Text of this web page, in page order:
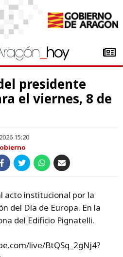
presidente
el viernes, 8 de
15:20
acto institucional por la
del Día de Europa. En la
del Edificio Pignatelli.
live/BtQSq_2gNj4?